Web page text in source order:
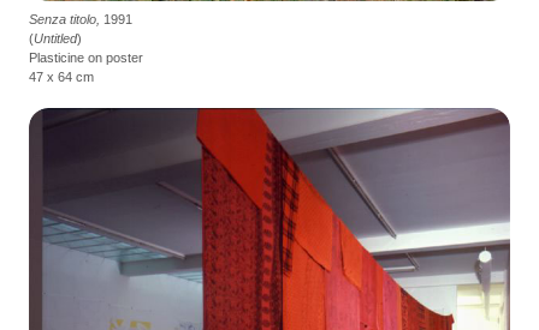
Senza titolo, 1991
(Untitled)
Plasticine on poster
47 x 64 cm